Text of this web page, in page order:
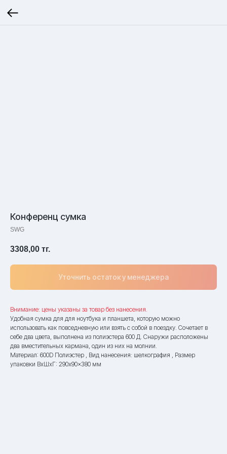
Конференц сумка
SWG
3308,00 тг.
Уточнить остаток у менеджера
Внимание: цены указаны за товар без нанесения.
Удобная сумка для для ноутбука и планшета, которую можно
использовать как повседневную или взять с собой в поездку. Сочетает в
себе два цвета, выполнена из полиэстера 600 Д. Снаружи расположены
два вместительных кармана, один из них на молнии.
Материал: 600D Полиэстер , Вид нанесения: шелкография , Размер
упаковки ВxШxГ: 290x90x380 мм